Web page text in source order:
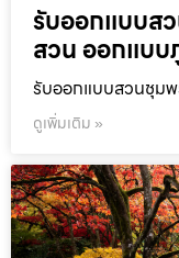
รับออกแบบส
สวน ออกแบ
รับออกแบบสวนชุม
ดูเพิ่มเติม »